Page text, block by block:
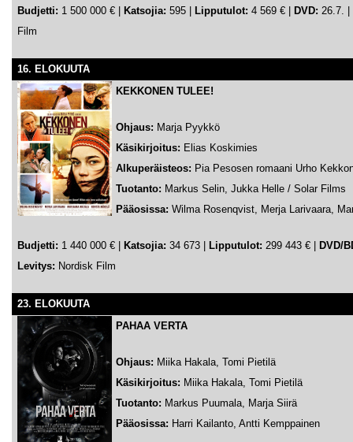
Budjetti: 1 500 000 € | Katsojia: 595 | Lipputulot: 4 569 € | DVD: 26.7.
Film
16. ELOKUUTA
KEKKONEN TULEE!
Ohjaus: Marja Pyykkö
Käsikirjoitus: Elias Koskimies
Alkuperäisteos: Pia Pesosen romaani Urho
Tuotanto: Markus Selin, Jukka Helle / Solar Films
Pääosissa: Wilma Rosenqvist, Merja Larivaara,
Budjetti: 1 440 000 € | Katsojia: 34 673 | Lipputulot: 299 443 € |
DVD/
Levitys: Nordisk Film
23. ELOKUUTA
PAHAA VERTA
Ohjaus: Miika Hakala, Tomi Pietilä
Käsikirjoitus: Miika Hakala, Tomi Pietilä
Tuotanto: Markus Puumala, Marja Siirä
Pääosissa: Harri Kailanto, Antti Kemppainen